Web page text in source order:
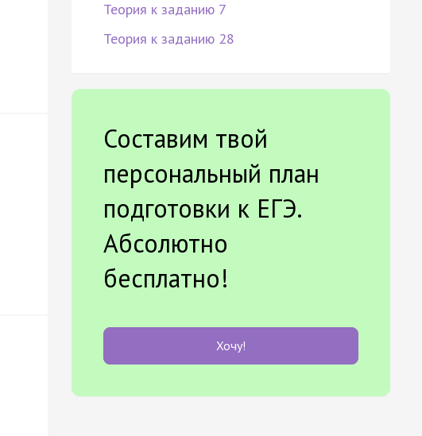
Теория к заданию 7
Теория к заданию 28
Составим твой
персональный план
подготовки к ЕГЭ.
Абсолютно
бесплатно!
Хочу!